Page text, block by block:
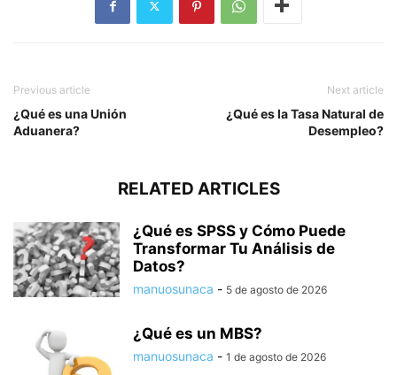
Previous article
¿Qué es una Unión
Aduanera?
Next article
¿Qué es la Tasa Natural de
Desempleo?
RELATED ARTICLES
¿Qué es SPSS y Cómo Puede
Transformar Tu Análisis de
Datos?
manuosunaca - 5 de agosto de 2026
¿Qué es un MBS?
manuosunaca - 1 de agosto de 2026